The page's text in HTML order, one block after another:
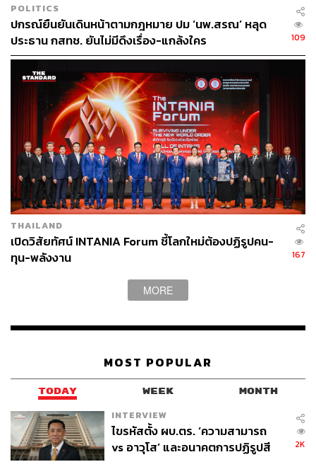
139
ABOUT THE AUTHOR
สกุลชัย เก่งอนันตานนท์
Content Creator สำนักข่าว THE
STANDARD WEALTH
POLITICS
ปกรณ์ยืนยันเดินหน้าตามกฎหมาย ปม ‘นพ.สรณ’ หลุด
ประธาน กสทช. ยันไม่มีดึงเรื่อง-แกล้งใคร
109
THAILAND
เปิดวิสัยทัศน์ INTANIA Forum ชี้โลกใหม่ต้องปฏิรูปคน-
ทุน-พลังงาน
167
MORE
MOST POPULAR
TODAY WEEK MONTH
INTERVIEW
ไขรหัสตั้ง ผบ.ตร. ‘ความสามารถ
vs อาวุโส’ และอนาคตการปฏิรูปสี
2K